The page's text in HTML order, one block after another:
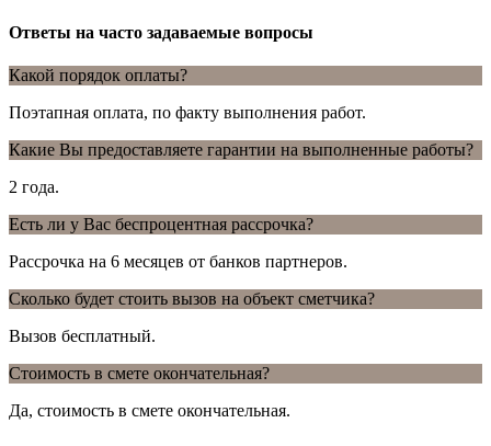
Ответы на часто задаваемые вопросы
Какой порядок оплаты?
Поэтапная оплата, по факту выполнения работ.
Какие Вы предоставляете гарантии на выполненные работы?
2 года.
Есть ли у Вас беспроцентная рассрочка?
Рассрочка на 6 месяцев от банков партнеров.
Сколько будет стоить вызов на объект сметчика?
Вызов бесплатный.
Стоимость в смете окончательная?
Да, стоимость в смете окончательная.